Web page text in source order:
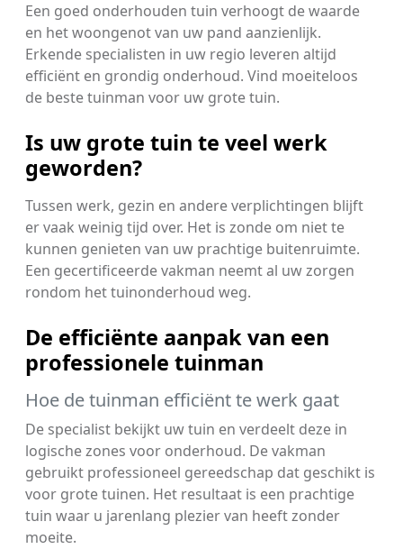
Een goed onderhouden tuin verhoogt de waarde
en het woongenot van uw pand aanzienlijk.
Erkende specialisten in uw regio leveren altijd
efficiënt en grondig onderhoud. Vind moeiteloos
de beste tuinman voor uw grote tuin.
Is uw grote tuin te veel werk
geworden?
Tussen werk, gezin en andere verplichtingen blijft
er vaak weinig tijd over. Het is zonde om niet te
kunnen genieten van uw prachtige buitenruimte.
Een gecertificeerde vakman neemt al uw zorgen
rondom het tuinonderhoud weg.
De efficiënte aanpak van een
professionele tuinman
Hoe de tuinman efficiënt te werk gaat
De specialist bekijkt uw tuin en verdeelt deze in
logische zones voor onderhoud. De vakman
gebruikt professioneel gereedschap dat geschikt is
voor grote tuinen. Het resultaat is een prachtige
tuin waar u jarenlang plezier van heeft zonder
moeite.